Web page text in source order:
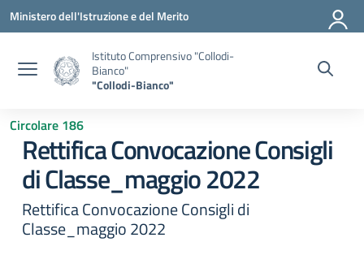
Vai ai contenuti
Vai al menu di navigazione
Vai al footer
Ministero dell'Istruzione e del Merito
Istituto Comprensivo "Collodi-
Bianco"
"Collodi-Bianco"
Circolare 186
Rettifica Convocazione Consigli
di Classe_maggio 2022
Rettifica Convocazione Consigli di
Classe_maggio 2022